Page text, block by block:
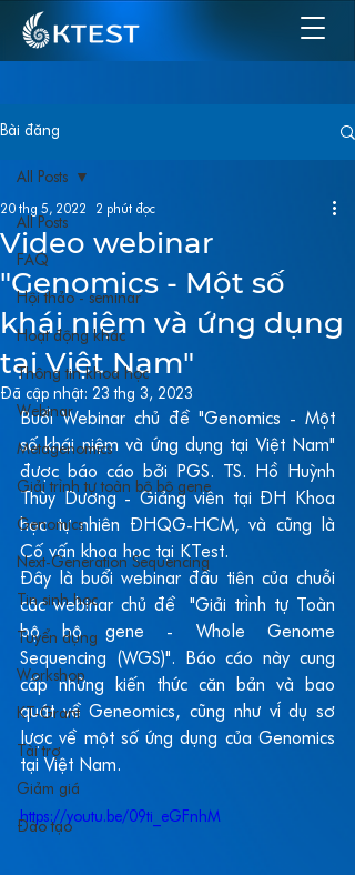
Bài đăng
All Posts
FAQ
Hội thảo - seminar
Hoạt động khác
Thông tin khoa học
Webinar
Metagenomics
Giải trình tự toàn bộ bộ gene
Genomics
Next-Generation Sequencing
Tin sinh học
Tuyển dụng
Workshop
KT-Grant
Tài trợ
Giảm giá
Đào tạo
All Posts
Video webinar
"Genomics - Một số
khái niệm và ứng dụng
tại Việt Nam"
20 thg 5, 2022 2 phút đọc
Đã cập nhật: 23 thg 3, 2023
Buổi Webinar chủ đề "Genomics - Một
số khái niệm và ứng dụng tại Việt Nam"
được báo cáo bởi PGS. TS. Hồ Huỳnh
Thùy Dương - Giảng viên tại ĐH Khoa
học tự nhiên ĐHQG-HCM, và cũng là
Cố vấn khoa học tại KTest.
Đây là buổi webinar đầu tiên của chuỗi
các webinar chủ đề  "Giải trình tự Toàn
bộ bộ gene - Whole Genome
Sequencing (WGS)". Báo cáo này cung
cấp những kiến thức căn bản và bao
quát về Geneomics, cũng như ví dụ sơ
lược về một số ứng dụng của Genomics
tại Việt Nam.
https://youtu.be/09ti_eGFnhM